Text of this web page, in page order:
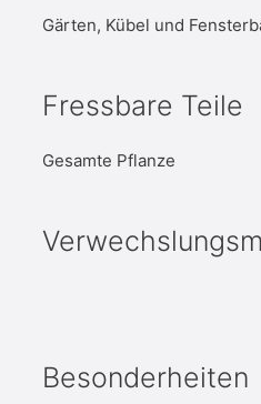
Gärten, Kübel und
Fressbare Teile
Gesamte Pflanze
Besonderheiten